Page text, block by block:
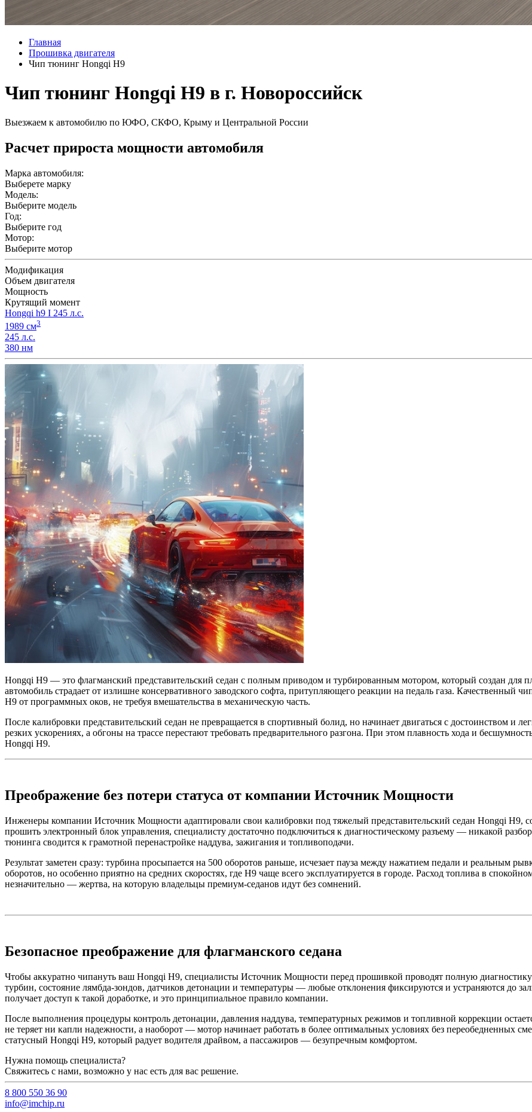
Главная
Прошивка двигателя
Чип тюнинг Hongqi H9
Чип тюнинг Hongqi H9 в г. Новороссийск
Выезжаем к автомобилю по ЮФО, СКФО, Крыму и Центральной России
Расчет прироста мощности автомобиля
Марка автомобиля:
Выберете марку
Модель:
Выберите модель
Год:
Выберите год
Мотор:
Выберите мотор
Модификация
Объем двигателя
Мощность
Крутящий момент
Hongqi h9 I 245 л.с.
1989 см3
245 л.с.
380 нм
Hongqi H9 — это флагманский представительский седан с полным приводом и турбированным мотором, который создан для
автомобиль страдает от излишне консервативного заводского софта, притупляющего реакции на педаль газа. Качественный
H9 от программных оков, не требуя вмешательства в механическую часть.
После калибровки представительский седан не превращается в спортивный болид, но начинает двигаться с достоинством и
резких ускорениях, а обгоны на трассе перестают требовать предварительного разгона. При этом плавность хода и
Hongqi H9.
Преображение без потери статуса от компании Источник Мощности
Инженеры компании Источник Мощности адаптировали свои калибровки под тяжелый представительский седан Hongqi H9,
прошить электронный блок управления, специалисту достаточно подключиться к диагностическому разъему — никакой
тюнинга сводится к грамотной перенастройке наддува, зажигания и топливоподачи.
Результат заметен сразу: турбина просыпается на 500 оборотов раньше, исчезает пауза между нажатием педали и реальным
оборотов, но особенно приятно на средних скоростях, где H9 чаще всего эксплуатируется в городе. Расход топлива в
незначительно — жертва, на которую владельцы премиум-седанов идут без сомнений.
Безопасное преображение для флагманского седана
Чтобы аккуратно чипануть ваш Hongqi H9, специалисты Источник Мощности перед прошивкой проводят полную диагностику
турбин, состояние лямбда-зондов, датчиков детонации и температуры — любые отклонения фиксируются и устраняются до
получает доступ к такой доработке, и это принципиальное правило компании.
После выполнения процедуры контроль детонации, давления наддува, температурных режимов и топливной коррекции
не теряет ни капли надежности, а наоборот — мотор начинает работать в более оптимальных условиях без переобедненных
статусный Hongqi H9, который радует водителя драйвом, а пассажиров — безупречным комфортом.
Нужна помощь специалиста?
Свяжитесь с нами, возможно у нас есть для вас решение.
8 800 550 36 90
info@imchip.ru